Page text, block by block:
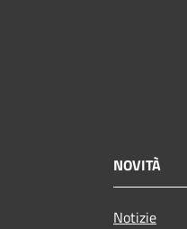
NOVITÀ
Notizie